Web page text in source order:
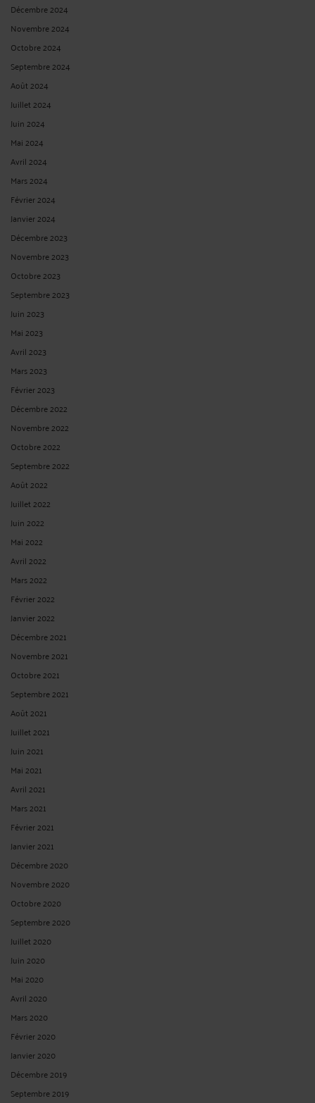
Décembre 2024
Novembre 2024
Octobre 2024
Septembre 2024
Août 2024
Juillet 2024
Juin 2024
Mai 2024
Avril 2024
Mars 2024
Février 2024
Janvier 2024
Décembre 2023
Novembre 2023
Octobre 2023
Septembre 2023
Juin 2023
Mai 2023
Avril 2023
Mars 2023
Février 2023
Décembre 2022
Novembre 2022
Octobre 2022
Septembre 2022
Août 2022
Juillet 2022
Juin 2022
Mai 2022
Avril 2022
Mars 2022
Février 2022
Janvier 2022
Décembre 2021
Novembre 2021
Octobre 2021
Septembre 2021
Août 2021
Juillet 2021
Juin 2021
Mai 2021
Avril 2021
Mars 2021
Février 2021
Janvier 2021
Décembre 2020
Novembre 2020
Octobre 2020
Septembre 2020
Juillet 2020
Juin 2020
Mai 2020
Avril 2020
Mars 2020
Février 2020
Janvier 2020
Décembre 2019
Septembre 2019